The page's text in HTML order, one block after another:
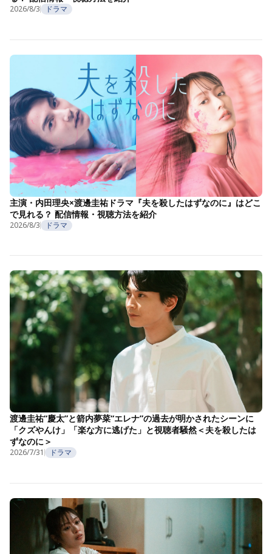
2026/8/3 ドラマ
主演・内田理央×渡邊圭祐ドラマ『夫を殺したはずなのに』はどこ
で見れる？ 配信情報・視聴方法を紹介
2026/8/3 ドラマ
渡邊圭祐“慶太”と箭内夢菜“エレナ”の過去が明かされたシーンに
「クズやんけ」「楽な方に逃げた」と視聴者騒然＜夫を殺したは
ずなのに＞
2026/7/31 ドラマ